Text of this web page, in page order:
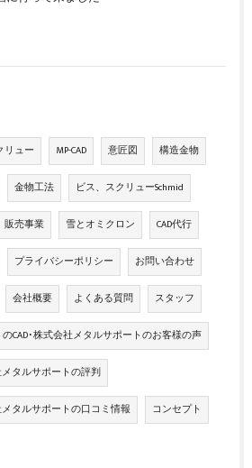
リュー MP-CAD 意匠図 構造金物
金物工法 ビス、スクリューSchmid
販売事業 雪とオミクロン CAD代行
プライバシーポリシー お問い合わせ
会社概要 よくある質問 スタッフ
CAD･株式会社メタルサポートのお客様の声
タルサポートの評判
タルサポートの口コミ情報 コンセプト